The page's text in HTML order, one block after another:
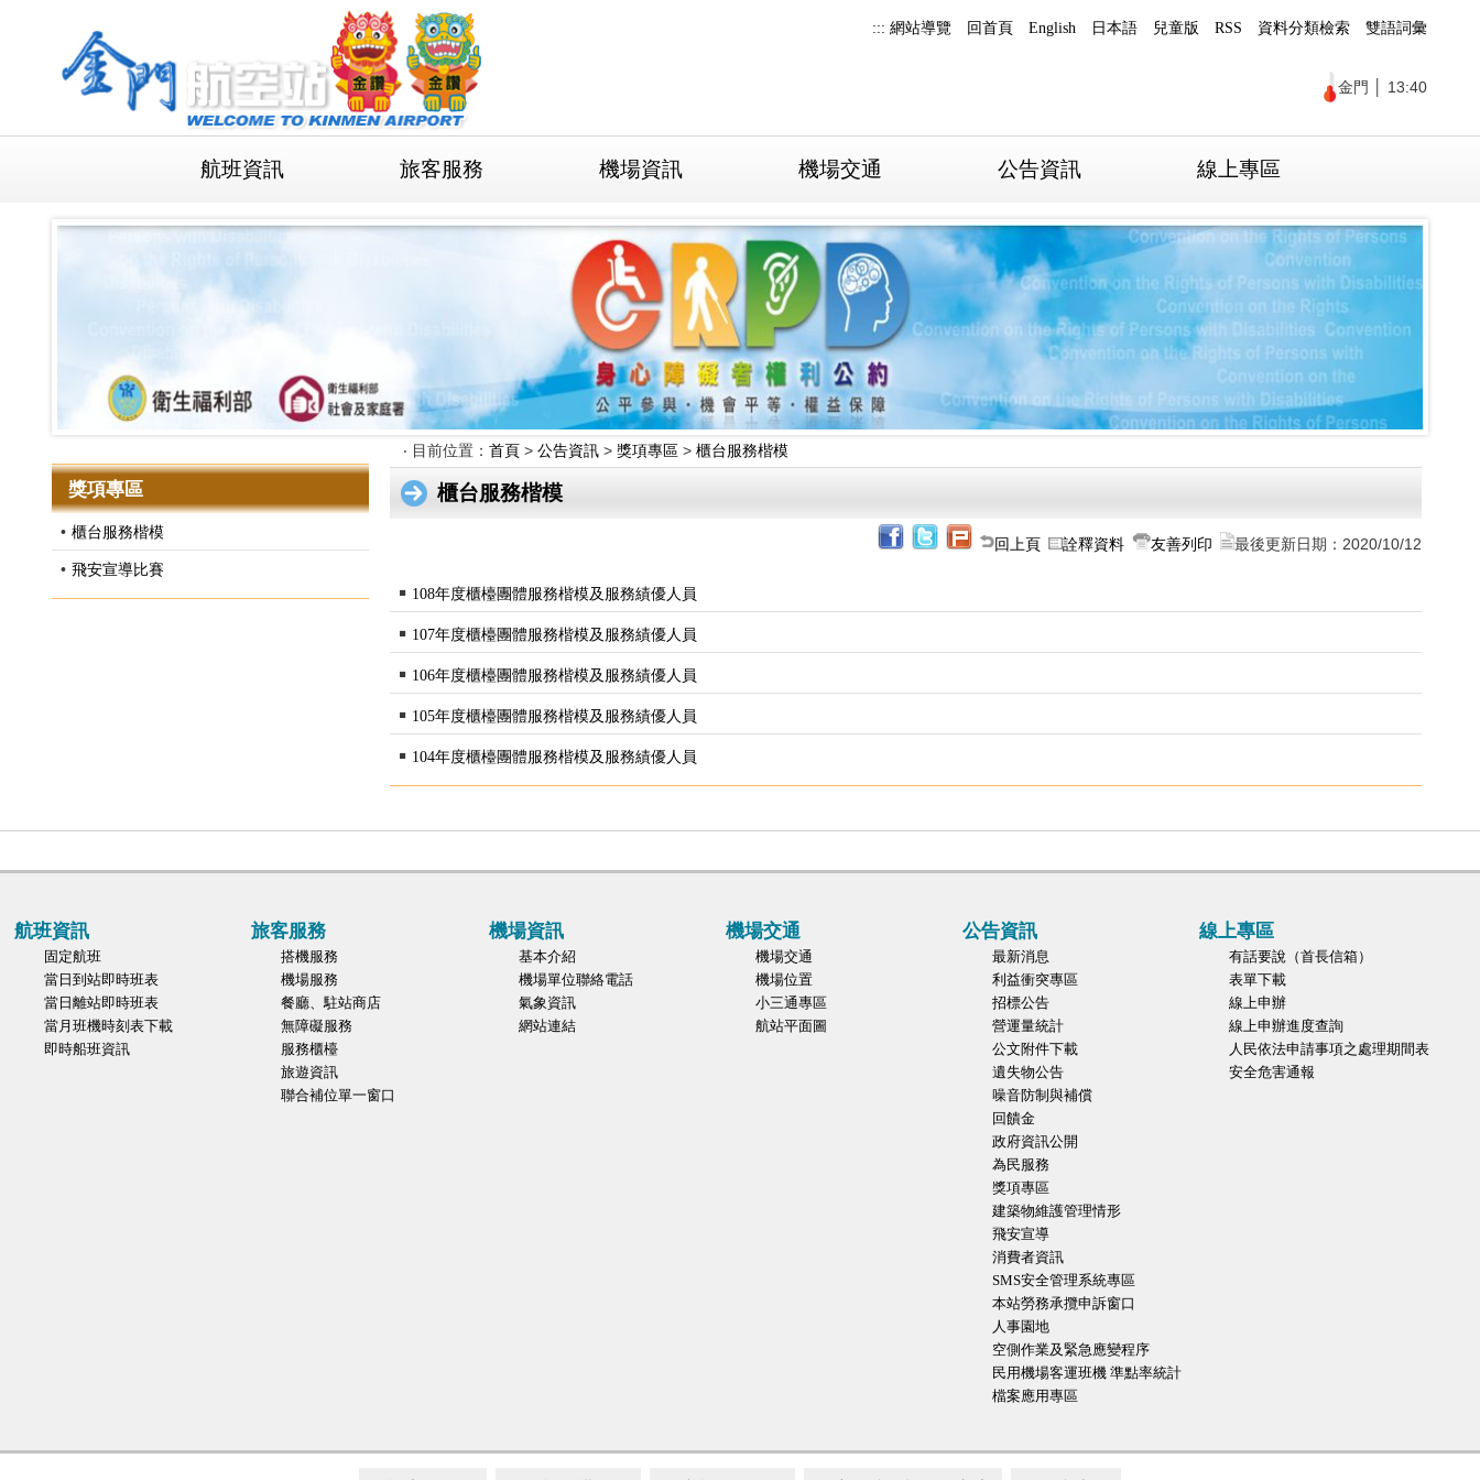
區
::: 網站導覽 回首頁 English 日本語 兒童版 RSS 資料分類檢索 雙語詞彙
金門 13:40
航班資訊 旅客服務 機場資訊 機場交通 公告資訊 線上專區
獎項專區
• 櫃台服務楷模
• 飛安宣導比賽
‧ 目前位置： 首頁> 公告資訊> 獎項專區> 櫃台服務楷模
櫃台服務楷模
回上頁 詮釋資料 友善列印 最後更新日期： 2020/10/12
￭ 108年度櫃檯團體服務楷模及服務績優人員
￭ 107年度櫃檯團體服務楷模及服務績優人員
￭ 106年度櫃檯團體服務楷模及服務績優人員
￭ 105年度櫃檯團體服務楷模及服務績優人員
￭ 104年度櫃檯團體服務楷模及服務績優人員
航班資訊
固定航班
當日到站即時班表
當日離站即時班表
當月班機時刻表下載
即時船班資訊
旅客服務
搭機服務
機場服務
餐廳、駐站商店
無障礙服務
服務櫃檯
旅遊資訊
聯合補位單一窗口
機場資訊
基本介紹
機場單位聯絡電話
氣象資訊
網站連結
機場交通
機場交通
機場位置
小三通專區
航站平面圖
公告資訊
最新消息
利益衝突專區
招標公告
營運量統計
公文附件下載
遺失物公告
噪音防制與補償
回饋金
政府資訊公開
為民服務
獎項專區
建築物維護管理情形
飛安宣導
消費者資訊
SMS安全管理系統專區
本站勞務承攬申訴窗口
人事園地
空側作業及緊急應變程序
民用機場客運班機 準點率統計
檔案應用專區
線上專區
有話要說（首長信箱）
表單下載
線上申辦
線上申辦進度查詢
人民依法申請事項之處理期間表
安全危害通報